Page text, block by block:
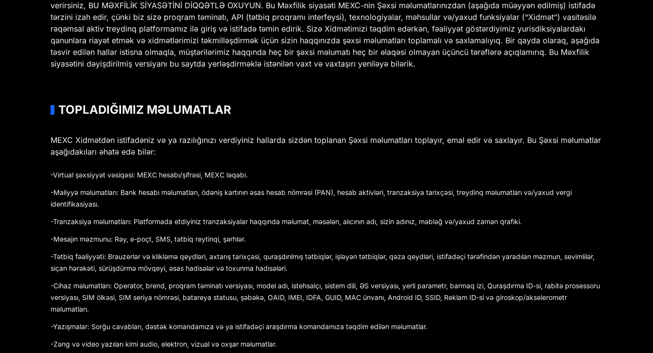
verirsiniz, BU MƏXFİLİK SİYASƏTİNİ DİQQƏTLƏ OXUYUN. Bu Məxfilik siyasəti MEXC-nin Şəxsi məlumatlarınızdan (aşağıda müəyyən edilmiş) istifadə
tərzini izah edir, çünki biz sizə proqram təminatı, API (tətbiq proqramı interfeysi), texnologiyalar, məhsullar və/yaxud funksiyalar (“Xidmət”) vasitəsilə
rəqəmsal aktiv treydinq platformamız ilə giriş və istifadə təmin edirik. Sizə Xidmətimizi təqdim edərkən, fəaliyyət göstərdiyimiz yurisdiksiyalardakı
qanunlara riayət etmək və xidmətlərimizi təkmilləşdirmək üçün sizin haqqınızda şəxsi məlumatları toplamalı və saxlamalıyıq. Bir qayda olaraq, aşağıda
təsvir edilən hallar istisna olmaqla, müştərilərimiz haqqında heç bir şəxsi məlumatı heç bir əlaqəsi olmayan üçüncü tərəflərə açıqlamırıq. Bu Məxfilik
siyasətini dəyişdirilmiş versiyanı bu saytda yerləşdirməklə istənilən vaxt və vaxtaşırı yeniləyə bilərik.
TOPLADIĞIMIZ MƏLUMATLAR
MEXC Xidmətdən istifadəniz və ya razılığınızı verdiyiniz hallarda sizdən toplanan Şəxsi məlumatları toplayır, emal edir və saxlayır. Bu Şəxsi məlumatlar
aşağıdakıları əhatə edə bilər:
-Virtual şəxsiyyət vəsiqəsi: MEXC hesabı/şifrəsi, MEXC ləqəbi.
-Maliyyə məlumatları: Bank hesabı məlumatları, ödəniş kartının əsas hesab nömrəsi (PAN), hesab aktivləri, tranzaksiya tarixçəsi, treydinq məlumatları və/yaxud vergi
identifikasiyası.
-Tranzaksiya məlumatları: Platformada etdiyiniz tranzaksiyalar haqqında məlumat, məsələn, alıcının adı, sizin adınız, məbləğ və/yaxud zaman qrafiki.
-Mesajın məzmunu: Rəy, e-poçt, SMS, tətbiq reytinqi, şərhlər.
-Tətbiq fəaliyyəti: Brauzerlər və klikləmə qeydləri, axtarış tarixçəsi, quraşdırılmış tətbiqlər, işləyən tətbiqlər, qəza qeydləri, istifadəçi tərəfindən yaradılan məzmun, sevimlilər,
siçan hərəkəti, sürüşdürmə mövqeyi, əsas hadisələr və toxunma hadisələri.
-Cihaz məlumatları: Operator, brend, proqram təminatı versiyası, model adı, istehsalçı, sistem dili, ƏS versiyası, yerli parametr, barmaq izi, Quraşdırma ID-si, rabitə prosessoru
versiyası, SIM ölkəsi, SIM seriya nömrəsi, batareya statusu, şəbəkə, OAID, IMEI, IDFA, GUID, MAC ünvanı, Android ID, SSID, Reklam ID-si və giroskop/akselerometr
məlumatları.
-Yazışmalar: Sorğu cavabları, dəstək komandamıza və ya istifadəçi araşdırma komandamıza təqdim edilən məlumatlar.
-Zəng və video yazıları kimi audio, elektron, vizual və oxşar məlumatlar.